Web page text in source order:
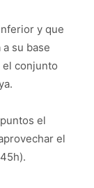
y que
su base
el conjunto
el
el